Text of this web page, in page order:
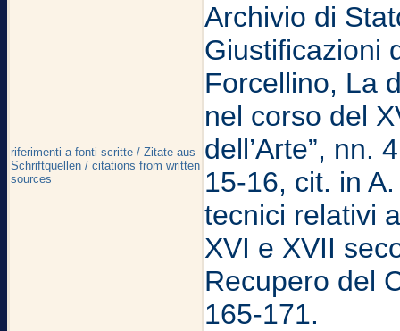
riferimenti a fonti scritte / Zitate aus
Schriftquellen / citations from written
sources
Archivio di
Giustificazioni
Forcellino, La
nel corso del
dell’Arte”, nn.
15-16, cit. in
tecnici relativi
XVI e XVII
Recupero del
165-171.